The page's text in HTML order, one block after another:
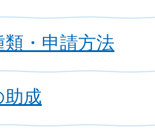
・申請方法
助成